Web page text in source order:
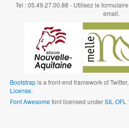
Tel : 05.49.27.00.88 - Utilisez le
email.
Bootstrapis a front-end framework of
License.
Font Awesomefont licensed underSIL OFL